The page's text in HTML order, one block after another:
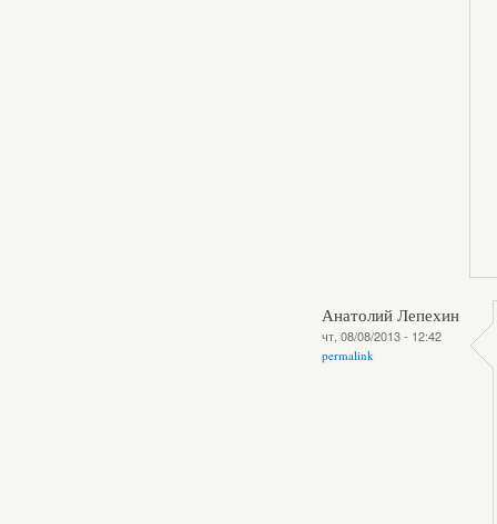
Анатолий Лепехин
чт, 08/08/2013 - 12:42
permalink